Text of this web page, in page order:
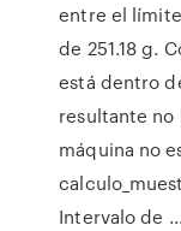
entre el
de 251.18 g.
está dentro
resultante no
máquina no
Intervalo de